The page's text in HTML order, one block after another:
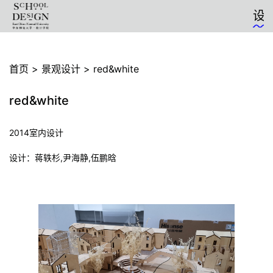
设计
首页 > 景观设计 > red&white
red&white
2014室内设计
设计：蒋轶杉,尹海静,伍鹏晗